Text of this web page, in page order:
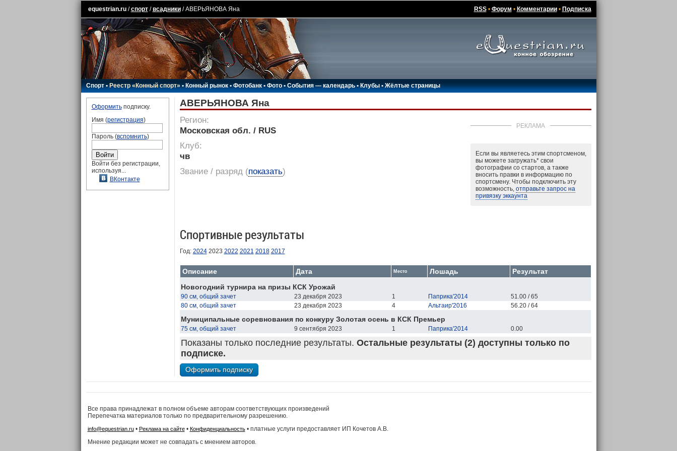
equestrian.ru/спорт/всадники/ АВЕРЬЯНОВА Яна RSS• Форум • Комментарии• Подписка
Спорт•Реестр «Конный спорт»•Конный рынок•Фотобанк •Фото•События — календарь•Клубы •Жёлтые страницы
Оформитьподписку.
Имя (регистрация)
Пароль (вспомнить)
Войти без регистрации,
используя...
ВКонтакте
АВЕРЬЯНОВА Яна
РЕКЛАМА
Если вы являетесь этим спортсменом,
вы можете загружать*свои
фотографии со стартов, а также
вносить правки в информацию по
спортсмену. Чтобы подключить эту
возможность, отправьте запрос на
привязку эккаунта
Регион:
Московская обл. / RUS
Клуб:
чв
Звание / разряд(показать)
Спортивные результаты
Год: 20242023 2022 2021 2018 2017
Описание Дата Место Лошадь
Результат
Новогодний турнира на призы КСК Урожай
90 см, общий зачет 23 декабря 2023 1 Паприка'2014
51.00 / 65
80 см, общий зачет
23 декабря 2023 4 Альтаир'2016 56.20 / 64
Муниципальные соревнования по конкуру Золотая осень в КСК Премьер
75 см, общий зачет 9 сентября 2023 1 Паприка'2014 0.00
Показаны только последние результаты. Остальные результаты (2) доступны только по
подписке.
Все права принадлежат в полном объеме авторам соответствующих произведений
Перепечатка материалов только по предварительному разрешению.
info@equestrian.ru• Реклама на сайте• Конфиденциальность• платные услуги предоставляет ИП Кочетов А.В.
Мнение редакции может не совпадать с мнением авторов.